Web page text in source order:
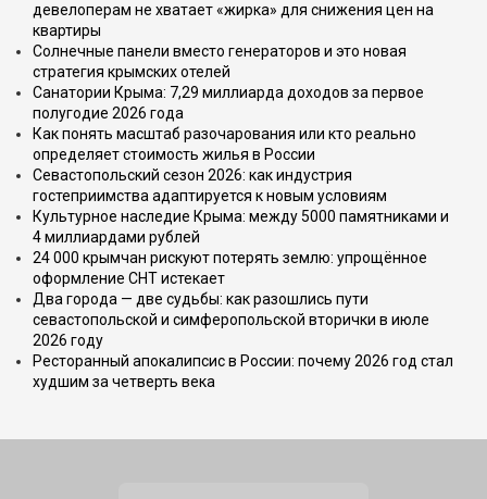
девелоперам не хватает «жирка» для снижения цен на
квартиры
Солнечные панели вместо генераторов и это новая
стратегия крымских отелей
Санатории Крыма: 7,29 миллиарда доходов за первое
полугодие 2026 года
Как понять масштаб разочарования или кто реально
определяет стоимость жилья в России
Севастопольский сезон 2026: как индустрия
гостеприимства адаптируется к новым условиям
Культурное наследие Крыма: между 5000 памятниками и
4 миллиардами рублей
24 000 крымчан рискуют потерять землю: упрощённое
оформление СНТ истекает
Два города — две судьбы: как разошлись пути
севастопольской и симферопольской вторички в июле
2026 году
Ресторанный апокалипсис в России: почему 2026 год стал
худшим за четверть века